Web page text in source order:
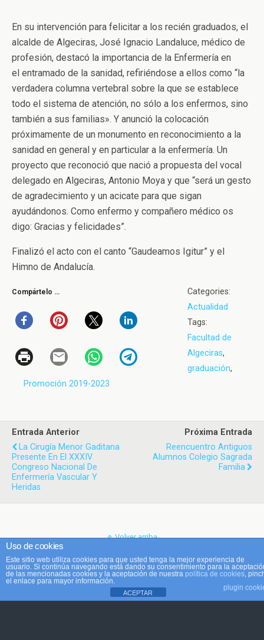
En su intervención para felicitar a los recién graduados, el
alcalde de Algeciras, José Ignacio Landaluce, médico de
profesión, destacó la importancia de la Enfermería en
el entramado de la sanidad, refiriéndose a ellos como “la
verdadera columna vertebral sobre la que se establece
todo el sistema de atención, no sólo a los enfermos, sino
también a sus familias». Y anunció la colocación
próximamente de un monumento en reconocimiento a la
sanidad en general y en particular a la enfermería. Un
proyecto que reconoció que nació a propuesta del vocal
delegado en Algeciras, Antonio Moya y que “será un gesto
de agradecimiento y un acicate para que sigan
ayudándonos. Como enfermo y compañero médico os
digo: Gracias y felicidades”.
Finalizó el acto con el canto “Gaudeamos Igitur” y el
Himno de Andalucía.
Compártelo …
Categories:
Actualidad
Tags:
Facultad de
Algeciras,
graduación,
Promoción 2019-2023
Entrada Anterior
La Cirugía Menor Gaditana
Presente En El XXXIV
Congreso Nacional De
Enfermería Vascular Y
Heridas
Próxima Entrada
Reencuentro Antiguos
Alumnos Colegio Sagrada
Familia
Volver arriba
Móvil Escritorio
Uso de cookies
Este sitio web utiliza cookies para que usted tenga la mejor experiencia de
usuario. Si continúa navegando está dando su consentimiento para la
de las mencionadas cookies y la aceptación de nuestra política de cookies,
el enlace para mayor información.
plugin
ACEPTAR